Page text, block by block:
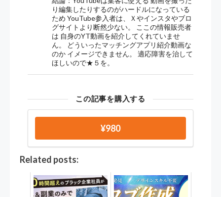
り編集したりするのがハードルになっている
ため YouTube参入者は、Ｘやインスタやブロ
グサイトより断然少ない。 ここの情報販売者
は 自身のYT動画を紹介してくれていませ
ん。 どういったマッチングアプリ紹介動画な
のか イメージできません。 適応障害を治して
ほしいので★５を。
この記事を購入する
¥980
Related posts: